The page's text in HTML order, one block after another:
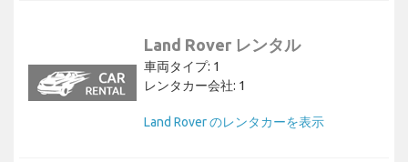
Land Rover レンタル
車両タイプ: 1
レンタカー会社: 1
Land Rover のレンタカーを表示